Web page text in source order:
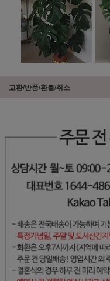
교환/반품/환불/취소